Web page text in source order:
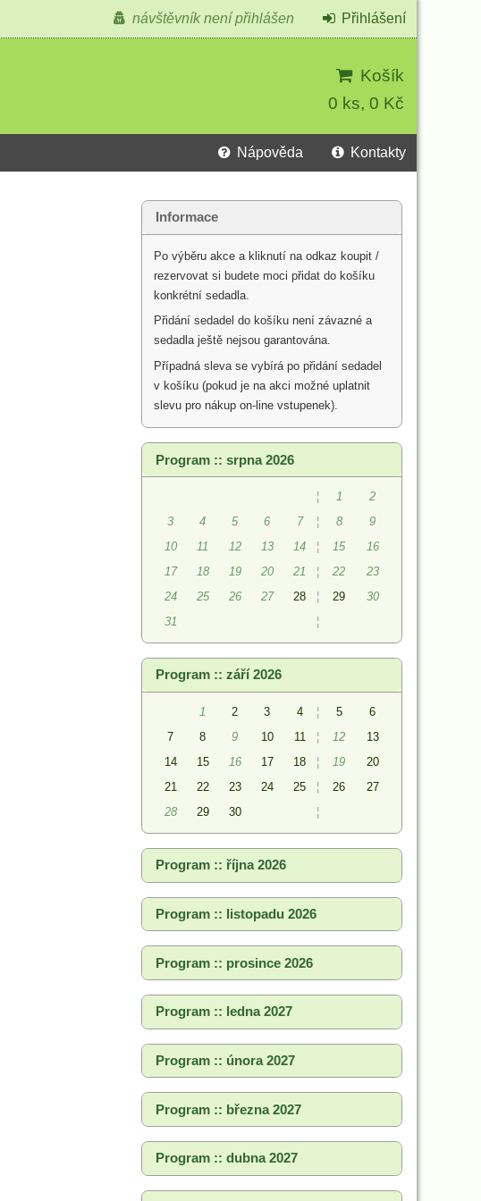
Košík
0 ks, 0 Kč
návštěvník není přihlášen Přihlášení
Nápověda Kontakty
Informace
Po výběru akce a kliknutí na odkaz koupit /
rezervovat si budete moci přidat do košíku
konkrétní sedadla.
Přidání sedadel do košíku není závazné a
sedadla ještě nejsou garantována.
Případná sleva se vybírá po přidání sedadel
v košíku (pokud je na akci možné uplatnit
slevu pro nákup on-line vstupenek).
Program :: srpna 2026
¦ 1
2
3
4 5 6 7 ¦ 8
9
10
11 12 13 14 ¦ 15
16
17
18 19 20 21 ¦ 22
23
24
25 26 27 28 ¦ 29
30
31
¦
Program :: září 2026
1 2 3 4 ¦ 5
6
7
8 9 10 11 ¦ 12
13
14
15 16 17 18 ¦ 19
20
21
22 23 24 25 ¦ 26
27
28
29 30 ¦
Program :: října 2026
Program :: listopadu 2026
Program :: prosince 2026
Program :: ledna 2027
Program :: února 2027
Program :: března 2027
Program :: dubna 2027